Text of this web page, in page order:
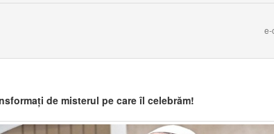
e-
de misterul pe care îl celebrăm!